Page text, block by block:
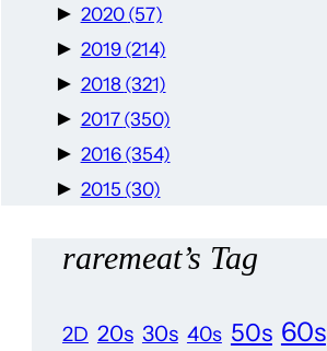
► 2020 (57)
► 2019 (214)
► 2018 (321)
► 2017 (350)
► 2016 (354)
► 2015 (30)
raremeat’s Tag
2D 20s 30s 40s 50s 60s